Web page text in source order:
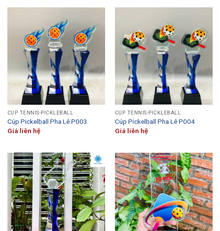
CÚP TENNIS-PICKLEBALL
Cúp Pickelball Pha Lê P003
Giá liên hệ
CÚP TENNIS-PICKLEBALL
Cúp Pickelball Pha Lê P004
Giá liên hệ